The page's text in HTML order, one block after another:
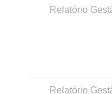
Relatório
Relatório